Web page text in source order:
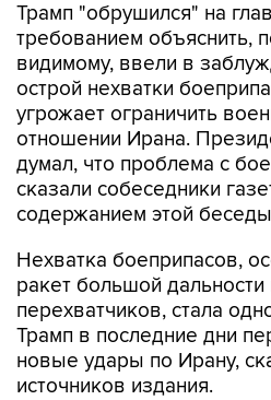
Трамп "обрушился" на
требованием объяснить,
видимому, ввели в
острой нехватки
угрожает ограничить
отношении Ирана.
думал, что проблема с
сказали собеседники
содержанием этой
Нехватка боеприпасов,
ракет большой
перехватчиков, стала
Трамп в последние дни
новые удары по Ирану,
источников издания.